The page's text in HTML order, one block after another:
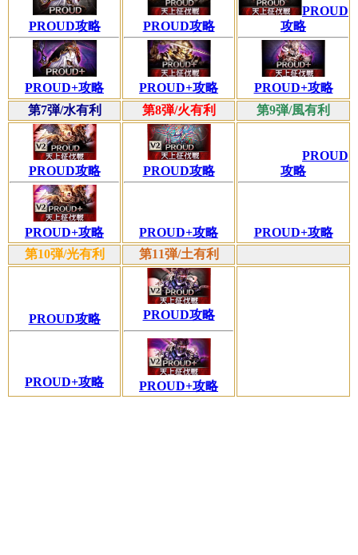
PROUD攻略
PROUD+攻略
PROUD攻略
PROUD+攻略
PROUD
攻略
PROUD+攻略
第7弾/水有利
第8弾/火有利 第9弾/風有利
PROUD攻略
PROUD+攻略
PROUD攻略
PROUD+攻略
PROUD
攻略
PROUD+攻略
第10弾/光有利
第11弾/土有利
PROUD攻略
PROUD+攻略
PROUD攻略
PROUD+攻略